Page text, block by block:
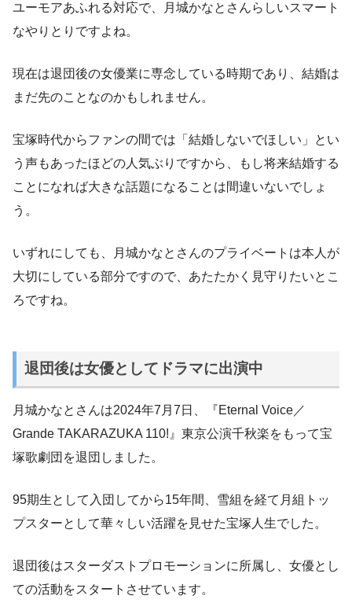
ユーモアあふれる対応で、月城かなとさんらしいスマート
なやりとりですよね。
現在は退団後の女優業に専念している時期であり、結婚は
まだ先のことなのかもしれません。
宝塚時代からファンの間では「結婚しないでほしい」とい
う声もあったほどの人気ぶりですから、もし将来結婚する
ことになれば大きな話題になることは間違いないでしょ
う。
いずれにしても、月城かなとさんのプライベートは本人が
大切にしている部分ですので、あたたかく見守りたいとこ
ろですね。
退団後は女優としてドラマに出演中
月城かなとさんは2024年7月7日、『Eternal Voice／
Grande TAKARAZUKA 110!』東京公演千秋楽をもって宝
塚歌劇団を退団しました。
95期生として入団してから15年間、雪組を経て月組トッ
プスターとして華々しい活躍を見せた宝塚人生でした。
退団後はスターダストプロモーションに所属し、女優とし
ての活動をスタートさせています。